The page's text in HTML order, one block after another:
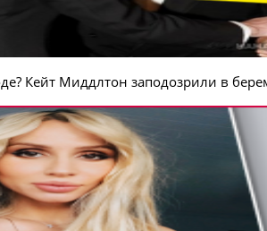
Кейт Миддлтон заподозрили в